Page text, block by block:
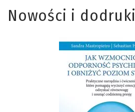
Nowości i dodruki